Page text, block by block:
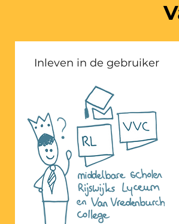
Inleven in de gebruiker